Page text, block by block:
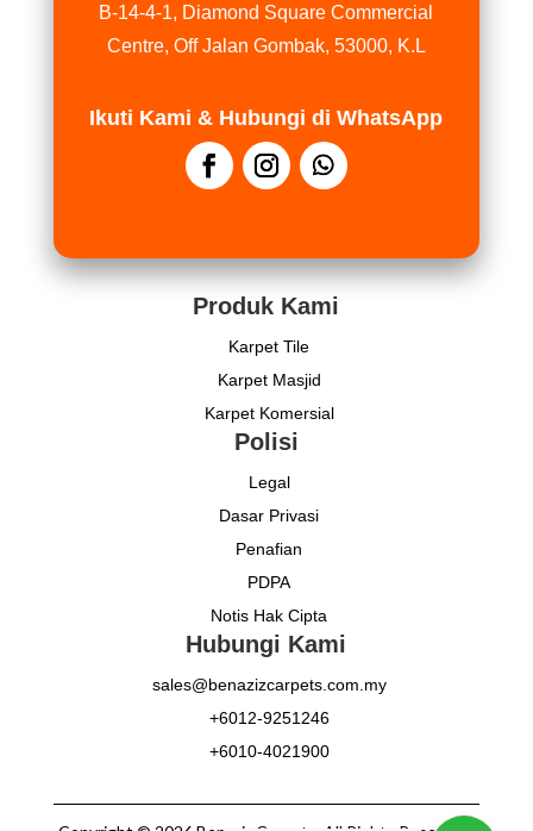
B-14-4-1, Diamond Square Commercial
Centre, Off Jalan Gombak, 53000, K.L
Ikuti Kami & Hubungi di WhatsApp
Produk Kami
Karpet Tile
Karpet Masjid
Karpet Komersial
Polisi
Legal
Dasar Privasi
Penafian
PDPA
Notis Hak Cipta
Hubungi Kami
sales@benazizcarpets.com.my
+6012-9251246
+6010-4021900